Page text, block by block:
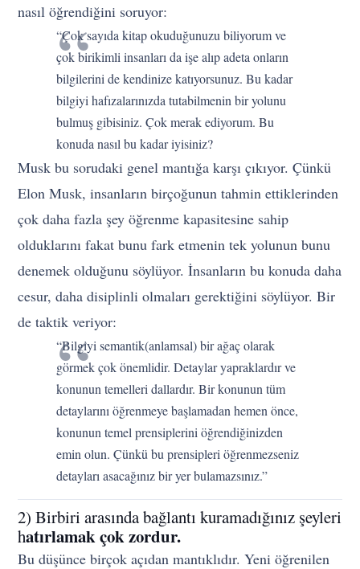
nasıl öğrendiğini soruyor:
“Çok sayıda kitap okuduğunuzu biliyorum ve
çok birikimli insanları da işe alıp adeta onların
bilgilerini de kendinize katıyorsunuz. Bu kadar
bilgiyi hafızalarınızda tutabilmenin bir yolunu
bulmuş gibisiniz. Çok merak ediyorum. Bu
konuda nasıl bu kadar iyisiniz?
Musk bu sorudaki genel mantığa karşı çıkıyor. Çünkü
Elon Musk, insanların birçoğunun tahmin ettiklerinden
çok daha fazla şey öğrenme kapasitesine sahip
olduklarını fakat bunu fark etmenin tek yolunun bunu
denemek olduğunu söylüyor. İnsanların bu konuda daha
cesur, daha disiplinli olmaları gerektiğini söylüyor. Bir
de taktik veriyor:
“Bilgiyi semantik(anlamsal) bir ağaç olarak
görmek çok önemlidir. Detaylar yapraklardır ve
konunun temelleri dallardır. Bir konunun tüm
detaylarını öğrenmeye başlamadan hemen önce,
konunun temel prensiplerini öğrendiğinizden
emin olun. Çünkü bu prensipleri öğrenmezseniz
detayları asacağınız bir yer bulamazsınız.”
2) Birbiri arasında bağlantı kuramadığınız şeyleri
hatırlamak çok zordur.
Bu düşünce birçok açıdan mantıklıdır. Yeni öğrenilen